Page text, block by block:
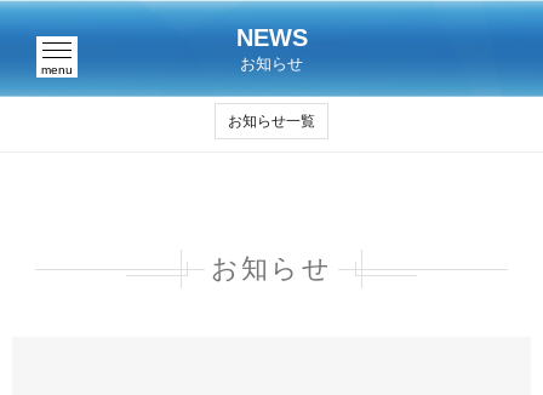
menu
NEWS
お知らせ
お知らせ一覧
お知らせ